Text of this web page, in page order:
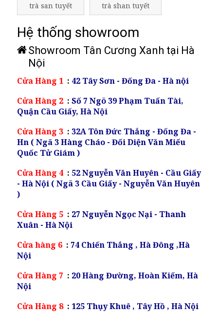
trà san tuyết trà shan tuyết
Hệ thống showroom
Showroom Tân Cương Xanh tại Hà
Nội
Cửa Hàng 1 : 42 Tây Sơn - Đống Đa - Hà nội
Cửa Hàng 2 : Số 7 Ngõ 39 Phạm Tuấn Tài,
Quận Cầu Giấy, Hà Nội
Cửa Hàng 3 : 32A Tôn Đức Thắng - Đống Đa -
Hn ( Ngã 3 Hàng Cháo - Đối Diện Văn Miếu
Quốc Tử Giám )
Cửa Hàng 4 : 52 Nguyễn Văn Huyên - Cầu Giấy
- Hà Nội ( Ngã 3 Cầu Giấy - Nguyễn Văn Huyên
)
Cửa Hàng 5 : 27 Nguyễn Ngọc Nại - Thanh
Xuân - Hà Nội
Cửa hàng 6 : 74 Chiến Thắng , Hà Đông ,Hà
Nội
Cửa Hàng 7 : 20 Hàng Đường, Hoàn Kiếm, Hà
Nội
Cửa Hàng 8 : 125 Thụy Khuê , Tây Hồ , Hà Nội